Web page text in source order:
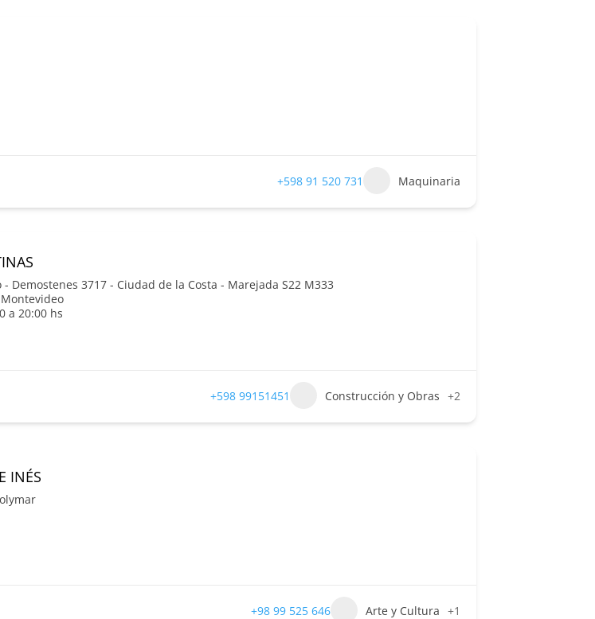
+598 91 520 731 Maquinaria
Demostenes 3717 - Ciudad de la Costa - Marejada S22 M333
Montevideo
a 20:00 hs
+598 99151451 Construcción y Obras +2
INÉS
+98 99 525 646 Arte y Cultura +1